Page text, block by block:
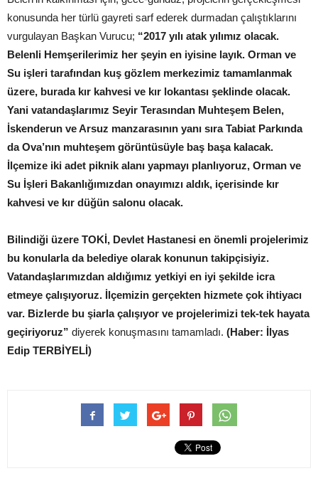
konusunda her türlü gayreti sarf ederek durmadan çalıştıklarını
vurgulayan Başkan Vurucu; “2017 yılı atak yılımız olacak.
Belenli Hemşerilerimiz her şeyin en iyisine layık. Orman ve
Su işleri tarafından kuş gözlem merkezimiz tamamlanmak
üzere, burada kır kahvesi ve kır lokantası şeklinde olacak.
Yani vatandaşlarımız Seyir Terasından Muhteşem Belen,
İskenderun ve Arsuz manzarasının yanı sıra Tabiat Parkında
da Ova’nın muhteşem görüntüsüyle baş başa kalacak.
İlçemize iki adet piknik alanı yapmayı planlıyoruz, Orman ve
Su İşleri Bakanlığımızdan onayımızı aldık, içerisinde kır
kahvesi ve kır düğün salonu olacak.
Bilindiği üzere TOKİ, Devlet Hastanesi en önemli projelerimiz
bu konularla da belediye olarak konunun takipçisiyiz.
Vatandaşlarımızdan aldığımız yetkiyi en iyi şekilde icra
etmeye çalışıyoruz. İlçemizin gerçekten hizmete çok ihtiyacı
var. Bizlerde bu şiarla çalışıyor ve projelerimizi tek-tek hayata
geçiriyoruz” diyerek konuşmasını tamamladı. (Haber: İlyas
Edip TERBİYELİ)